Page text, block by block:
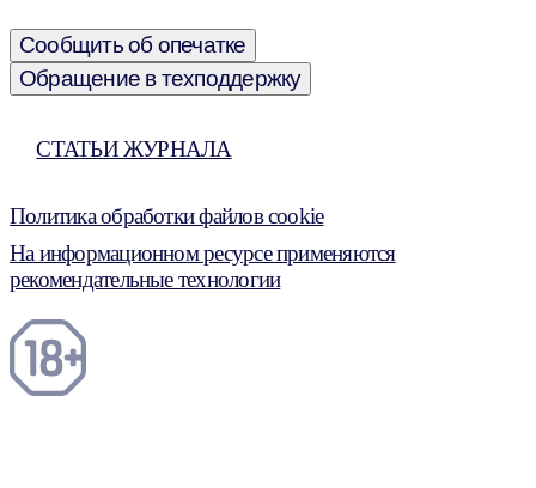
Сообщить об опечатке
Обращение в техподдержку
СТАТЬИ ЖУРНАЛА
Политика обработки файлов cookie
На информационном ресурсе применяются
рекомендательные технологии